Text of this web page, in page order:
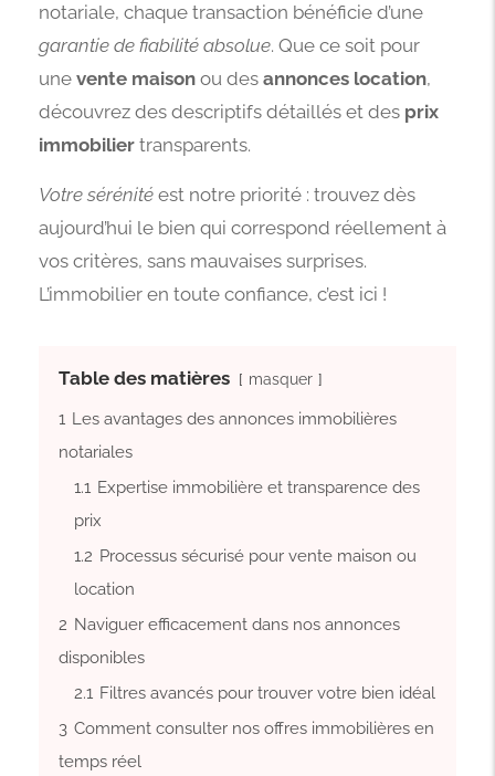
notariale, chaque transaction bénéficie d’une
garantie de fiabilité absolue. Que ce soit pour
une vente maison ou des annonces location,
découvrez des descriptifs détaillés et des prix
immobilier transparents.
Votre sérénité est notre priorité : trouvez dès
aujourd’hui le bien qui correspond réellement à
vos critères, sans mauvaises surprises.
L’immobilier en toute confiance, c’est ici !
Table des matières masquer
1 Les avantages des annonces immobilières
notariales
1.1 Expertise immobilière et transparence des
prix
1.2 Processus sécurisé pour vente maison ou
location
2 Naviguer efficacement dans nos annonces
disponibles
2.1 Filtres avancés pour trouver votre bien idéal
3 Comment consulter nos offres immobilières en
temps réel